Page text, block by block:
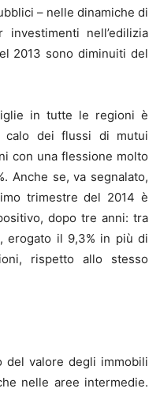
– nelle dinamiche di
nell’edilizia
2013 sono diminuiti del
in tutte le regioni è
calo dei flussi di mutui
con una flessione molto
Anche se, va segnalato,
trimestre del 2014 è
dopo tre anni: tra
erogato il 9,3% in più di
rispetto allo stesso
del valore degli immobili
nelle aree intermedie.